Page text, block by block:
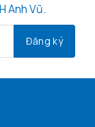
Anh Vũ.